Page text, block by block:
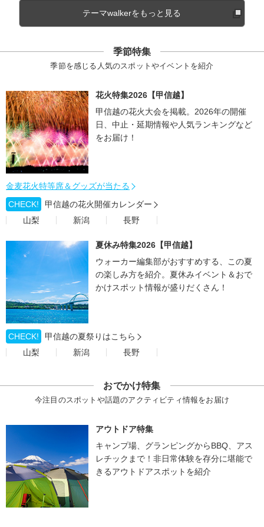
テーマwalkerをもっと見る
季節特集
季節を感じる人気のスポットやイベントを紹介
花火特集2026【甲信越】
甲信越の花火大会を掲載。2026年の開催
日、中止・延期情報や人気ランキングなど
をお届け！
金麦花火特等席＆グッズが当たる
CHECK!
甲信越の花火開催カレンダー
山梨
新潟 長野
夏休み特集2026【甲信越】
ウォーカー編集部がおすすめする、この夏
の楽しみ方を紹介。夏休みイベント＆おで
かけスポット情報が盛りだくさん！
CHECK!
甲信越の夏祭りはこちら
山梨
新潟 長野
おでかけ特集
今注目のスポットや話題のアクティビティ情報をお届け
アウトドア特集
キャンプ場、グランピングからBBQ、アス
レチックまで！非日常体験を存分に堪能で
きるアウトドアスポットを紹介